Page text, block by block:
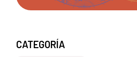
CATEGORÍA